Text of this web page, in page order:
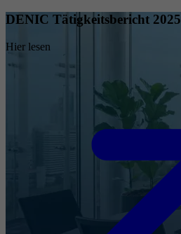
DENIC Tätigkeitsbericht 2025
Hier lesen